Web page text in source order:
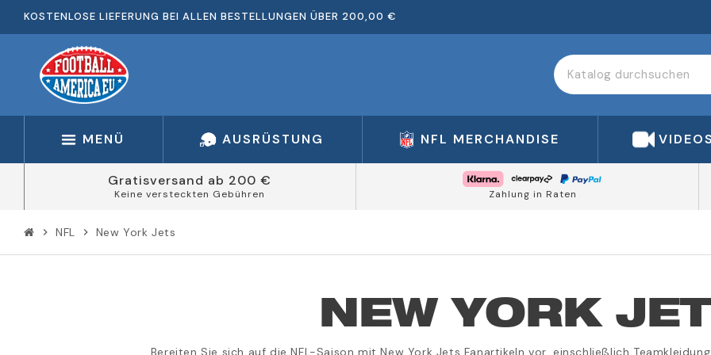
KOSTENLOSE LIEFERUNG BEI ALLEN BESTELLUNGEN ÜBER 200,00 €
MENÜ AUSRÜSTUNG NFL MERCHANDISE VIDEOS
Gratisversand ab 200 €
Keine versteckten Gebühren Zahlung in Raten
chevron_right NFL chevron_right New York Jets
NEW YORK